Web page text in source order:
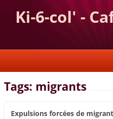
Ki-6-col' -
Tags: migrants
Expulsions forcées de